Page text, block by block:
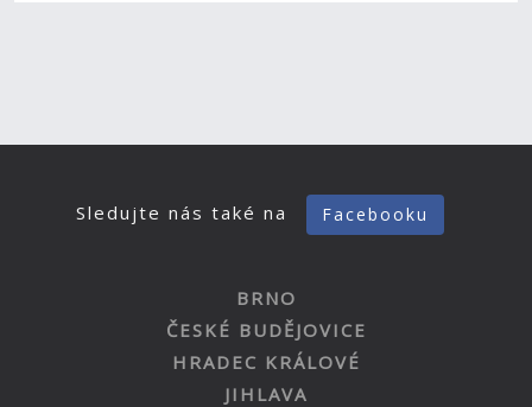
Sledujte nás také na Facebooku
BRNO
ČESKÉ BUDĚJOVICE
HRADEC KRÁLOVÉ
JIHLAVA